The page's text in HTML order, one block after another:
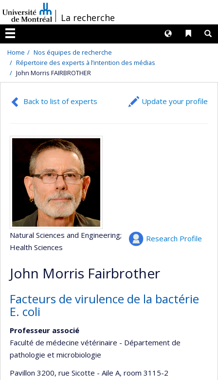
au
contenu
/La recherche
Menu
Liens
Langues
Home
Nos équipes de recherche
Répertoire des experts à l’intention des médias
John Morris FAIRBROTHER
Back to list of experts Update your profile
Research Profile
Natural Sciences and Engineering;
Health Sciences
John Morris Fairbrother
Facteurs de virulence de la bactérie
E. coli
Professeur associé
Faculté de médecine vétérinaire - Département de
pathologie et microbiologie
Pavillon 3200, rue Sicotte - Aile A, room 3115-2